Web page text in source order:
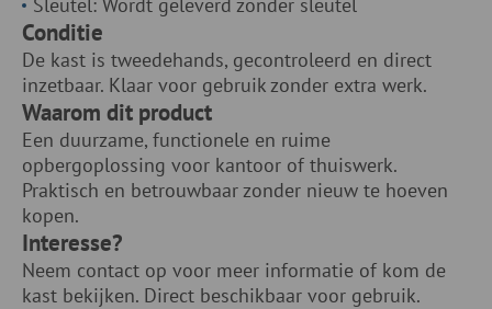
Conditie
De kast is tweedehands, gecontroleerd en direct
inzetbaar. Klaar voor gebruik zonder extra werk.
Waarom dit product
Een duurzame, functionele en ruime
opbergoplossing voor kantoor of thuiswerk.
Praktisch en betrouwbaar zonder nieuw te hoeven
kopen.
Interesse?
Neem contact op voor meer informatie of kom de
kast bekijken. Direct beschikbaar voor gebruik.